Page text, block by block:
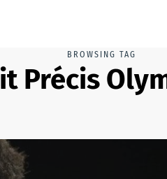
BROWSING TAG
Précis